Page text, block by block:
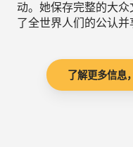
动。她保存完整的大
了全世界人们的公认并
了解更多信息